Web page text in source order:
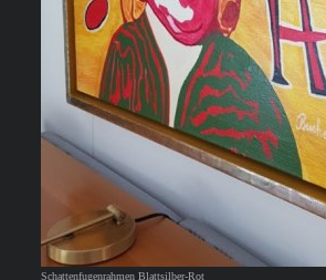
Schattenfugenrahmen Blattsilber-Rot